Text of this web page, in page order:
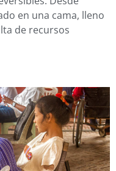
en una cama, lleno
de recursos